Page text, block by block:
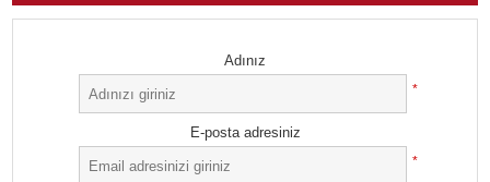
Adınız
*
E-posta adresiniz
*